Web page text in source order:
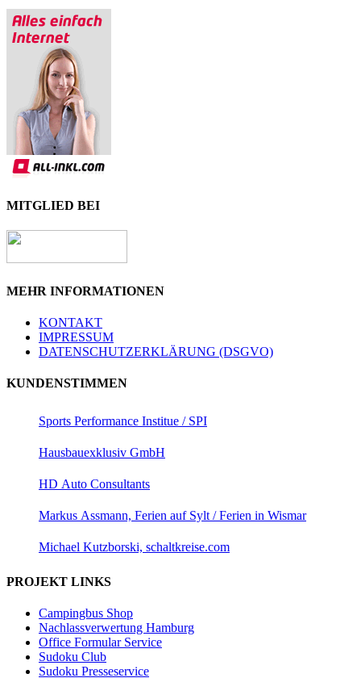
MITGLIED BEI
MEHR INFORMATIONEN
KONTAKT
IMPRESSUM
DATENSCHUTZERKLÄRUNG (DSGVO)
KUNDENSTIMMEN
Sports Performance Institue / SPI
Hausbauexklusiv GmbH
HD Auto Consultants
Markus Assmann, Ferien auf Sylt / Ferien in Wismar
Michael Kutzborski, schaltkreise.com
PROJEKT LINKS
Campingbus Shop
Nachlassverwertung Hamburg
Office Formular Service
Sudoku Club
Sudoku Presseservice